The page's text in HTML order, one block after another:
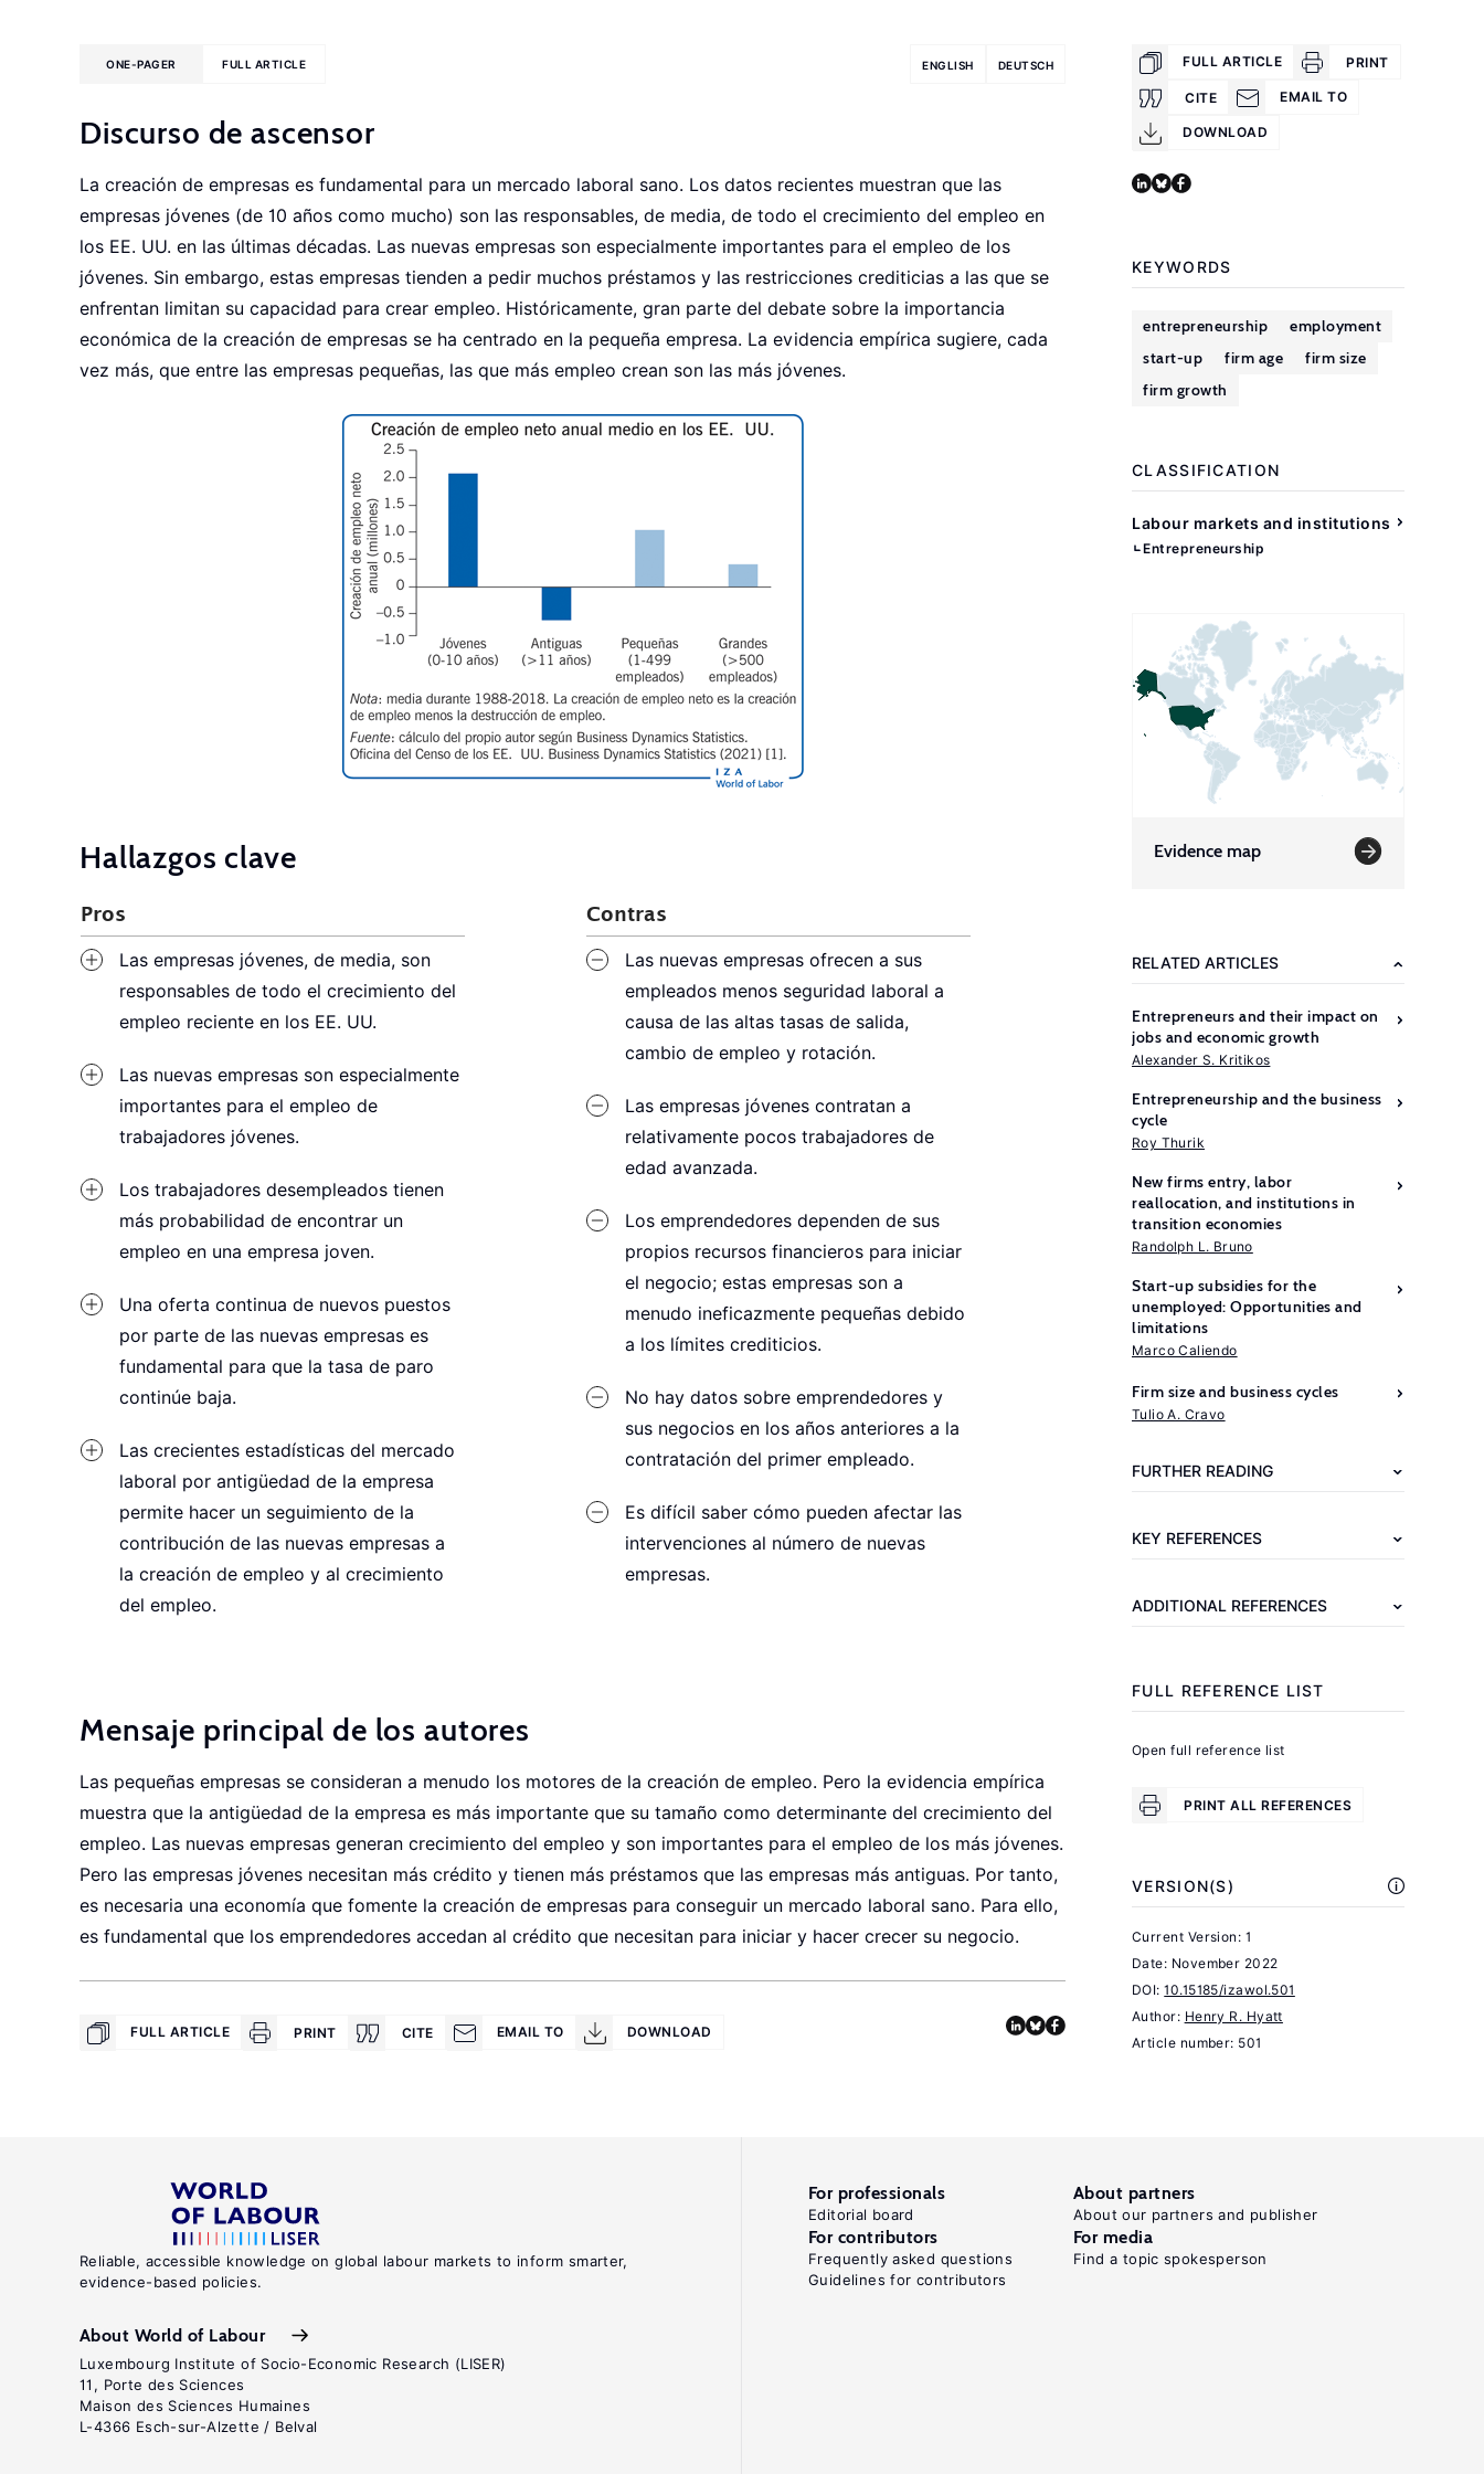
ENGLISH DEUTSCH
ONE-PAGER FULL ARTICLE
Discurso de ascensor
La creación de empresas es fundamental para un mercado laboral sano. Los datos recientes muestran que las
empresas jóvenes (de 10 años como mucho) son las responsables, de media, de todo el crecimiento del empleo en
los EE. UU. en las últimas décadas. Las nuevas empresas son especialmente importantes para el empleo de los
jóvenes. Sin embargo, estas empresas tienden a pedir muchos préstamos y las restricciones crediticias a las que se
enfrentan limitan su capacidad para crear empleo. Históricamente, gran parte del debate sobre la importancia
económica de la creación de empresas se ha centrado en la pequeña empresa. La evidencia empírica sugiere, cada
vez más, que entre las empresas pequeñas, las que más empleo crean son las más jóvenes.
Hallazgos clave
Pros
Las empresas jóvenes, de media, son
responsables de todo el crecimiento del
empleo reciente en los EE. UU.
Las nuevas empresas son especialmente
importantes para el empleo de
trabajadores jóvenes.
Los trabajadores desempleados tienen
más probabilidad de encontrar un
empleo en una empresa joven.
Una oferta continua de nuevos puestos
por parte de las nuevas empresas es
fundamental para que la tasa de paro
continúe baja.
Las crecientes estadísticas del mercado
laboral por antigüedad de la empresa
permite hacer un seguimiento de la
contribución de las nuevas empresas a
la creación de empleo y al crecimiento
del empleo.
Contras
Las nuevas empresas ofrecen a sus
empleados menos seguridad laboral a
causa de las altas tasas de salida,
cambio de empleo y rotación.
Las empresas jóvenes contratan a
relativamente pocos trabajadores de
edad avanzada.
Los emprendedores dependen de sus
propios recursos financieros para iniciar
el negocio; estas empresas son a
menudo ineficazmente pequeñas debido
a los límites crediticios.
No hay datos sobre emprendedores y
sus negocios en los años anteriores a la
contratación del primer empleado.
Es difícil saber cómo pueden afectar las
intervenciones al número de nuevas
empresas.
Mensaje principal de los autores
Las pequeñas empresas se consideran a menudo los motores de la creación de empleo. Pero la evidencia empírica
muestra que la antigüedad de la empresa es más importante que su tamaño como determinante del crecimiento del
empleo. Las nuevas empresas generan crecimiento del empleo y son importantes para el empleo de los más jóvenes.
Pero las empresas jóvenes necesitan más crédito y tienen más préstamos que las empresas más antiguas. Por tanto,
es necesaria una economía que fomente la creación de empresas para conseguir un mercado laboral sano. Para ello,
es fundamental que los emprendedores accedan al crédito que necesitan para iniciar y hacer crecer su negocio.
FULL ARTICLE PRINT CITE EMAIL TO DOWNLOAD
FULL ARTICLE PRINT
CITE EMAIL TO
DOWNLOAD
KEYWORDS
entrepreneurship
employment
start-up
firm age
firm size
firm growth
CLASSIFICATION
Labour markets and institutions
Entrepreneurship
Evidence map
RELATED ARTICLES
Entrepreneurs and their impact on
jobs and economic growth
Alexander S. Kritikos
Entrepreneurship and the business
cycle
Roy Thurik
New firms entry, labor
reallocation, and institutions in
transition economies
Randolph L. Bruno
Start-up subsidies for the
unemployed: Opportunities and
limitations
Marco Caliendo
Firm size and business cycles
Tulio A. Cravo
FURTHER READING
KEY REFERENCES
ADDITIONAL REFERENCES
Further
reading
R.
jobs?
large
Review
Economics
and
Statistics
95:2
P.,
Zarutskie,
FULL REFERENCE LIST
Open full reference list
PRINT ALL REFERENCES
VERSION(S)
Current Version: 1
Date: November 2022
DOI: 10.15185/izawol.501
Author: Henry R. Hyatt
Article number: 501
Reliable, accessible knowledge on global labour markets to inform smarter,
evidence-based policies.
About World of Labour
Luxembourg Institute of Socio-Economic Research (LISER)
11, Porte des Sciences
Maison des Sciences Humaines
L-4366 Esch-sur-Alzette / Belval
For professionals
Editorial board
About partners
About our partners and publisher
For contributors
Frequently asked questions
Guidelines for contributors
For media
Find a topic spokesperson